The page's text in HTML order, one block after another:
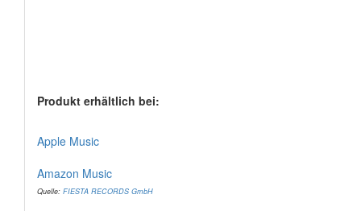
Produkt erhältlich bei:
Apple Music
Amazon Music
Quelle: FIESTA RECORDS GmbH